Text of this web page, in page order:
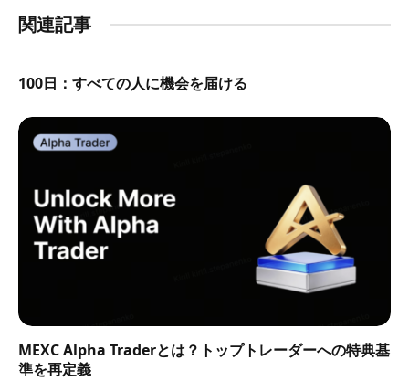
関連記事
100日：すべての人に機会を届ける
MEXC Alpha Traderとは？トップトレーダーへの特典基
準を再定義